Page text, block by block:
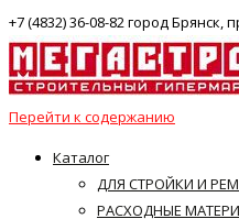
+7 (4832) 36-08-82 город
Перейти к содержанию
Каталог
ДЛЯ СТРОЙКИ И
РАСХОДНЫЕ